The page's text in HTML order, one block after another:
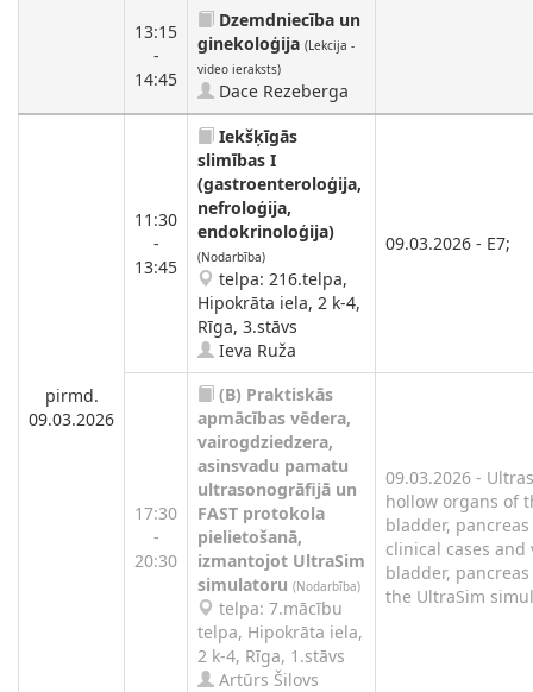
13:15
-
14:45
Dzemdniecība un
ginekoloģija (Lekcija -
video ieraksts)
Dace Rezeberga
pirmd.
09.03.2026
11:30
-
13:45
Iekšķīgās
slimības I
(gastroenteroloģija,
nefroloģija,
endokrinoloģija)
(Nodarbība)
telpa: 216.telpa,
Hipokrāta iela, 2 k-4,
Rīga, 3.stāvs
Ieva Ruža
09.03.2026 - E7;
17:30
-
20:30
(B) Praktiskās
apmācības vēdera,
vairogdziedzera,
asinsvadu pamatu
ultrasonogrāfijā un
FAST protokola
pielietošanā,
izmantojot UltraSim
simulatoru (Nodarbība)
telpa: 7.mācību
telpa, Hipokrāta iela,
2 k-4, Rīga, 1.stāvs
Artūrs Šilovs
09.03.2026 -
hollow organs of
bladder,
clinical cases
bladder,
the UltraSim